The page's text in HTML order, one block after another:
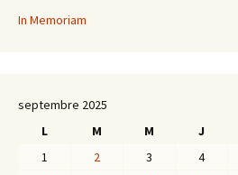
In Memoriam
septembre 2025
L
M M J
1
2 3 4